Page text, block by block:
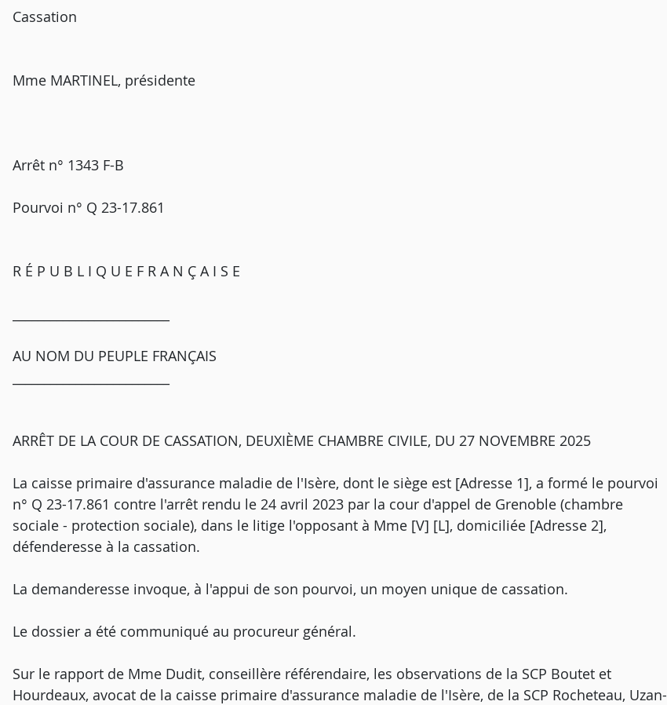
Cassation
Mme MARTINEL, présidente
Arrêt n° 1343 F-B
Pourvoi n° Q 23-17.861
R É P U B L I Q U E F R A N Ç A I S E
AU NOM DU PEUPLE FRANÇAIS
ARRÊT DE LA COUR DE CASSATION, DEUXIÈME CHAMBRE CIVILE, DU 27 NOVEMBRE 2025
La caisse primaire d'assurance maladie de l'Isère, dont le siège est [Adresse 1], a formé le pourvoi
n° Q 23-17.861 contre l'arrêt rendu le 24 avril 2023 par la cour d'appel de Grenoble (chambre
sociale - protection sociale), dans le litige l'opposant à Mme [V] [L], domiciliée [Adresse 2],
défenderesse à la cassation.
La demanderesse invoque, à l'appui de son pourvoi, un moyen unique de cassation.
Le dossier a été communiqué au procureur général.
Sur le rapport de Mme Dudit, conseillère référendaire, les observations de la SCP Boutet et
Hourdeaux, avocat de la caisse primaire d'assurance maladie de l'Isère, de la SCP Rocheteau, Uzan-